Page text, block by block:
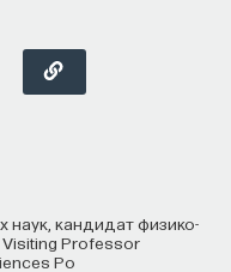
Visiting Professor
Po